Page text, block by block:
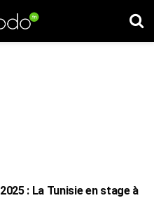
: La Tunisie en stage à